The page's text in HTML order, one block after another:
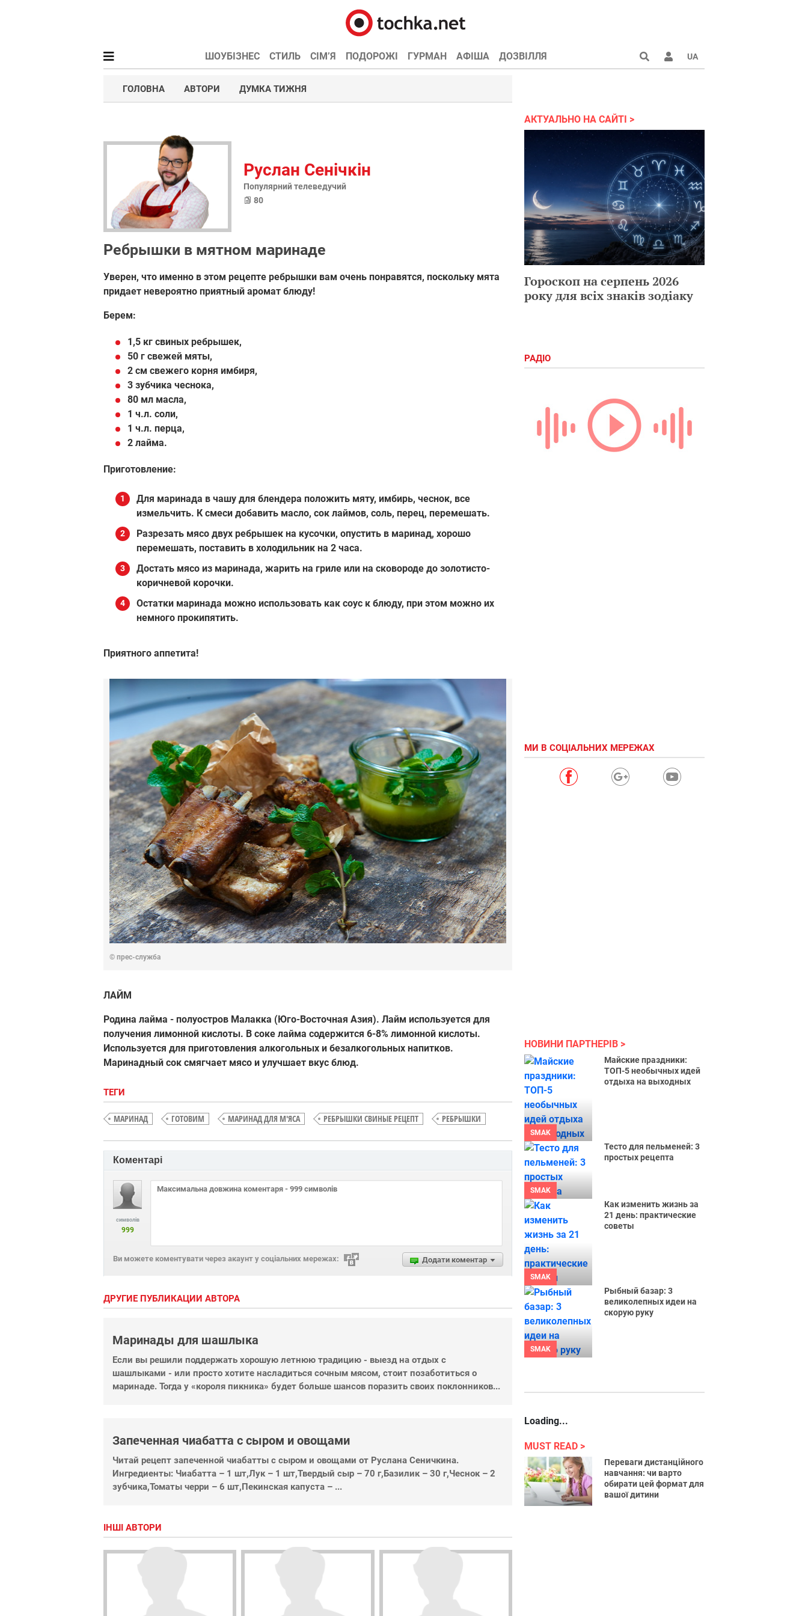
ШОУБІЗНЕС СТИЛЬ СІМ’Я ПОДОРОЖІ ГУРМАН АФІША ДОЗВІЛЛЯ UA
ГОЛОВНА АВТОРИ ДУМКА ТИЖНЯ
Руслан Сенічкін
Популярний телеведучий
80
Ребрышки в мятном маринаде
Уверен, что именно в этом рецепте ребрышки вам очень понравятся, поскольку мята
придает невероятно приятный аромат блюду!
Берем:
1,5 кг свиных ребрышек,
50 г свежей мяты,
2 см свежего корня имбиря,
3 зубчика чеснока,
80 мл масла,
1 ч.л. соли,
1 ч.л. перца,
2 лайма.
Приготовление:
Для маринада в чашу для блендера положить мяту, имбирь, чеснок, все
измельчить. К смеси добавить масло, сок лаймов, соль, перец, перемешать.
Разрезать мясо двух ребрышек на кусочки, опустить в маринад, хорошо
перемешать, поставить в холодильник на 2 часа.
Достать мясо из маринада, жарить на гриле или на сковороде до золотисто-
коричневой корочки.
Остатки маринада можно использовать как соус к блюду, при этом можно их
немного прокипятить.
Приятного аппетита!
© прес-служба
ЛАЙМ
Родина лайма - полуостров Малакка (Юго-Восточная Азия). Лайм используется для
получения лимонной кислоты. В соке лайма содержится 6-8% лимонной кислоты.
Используется для приготовления алкогольных и безалкогольных напитков.
Маринадный сок смягчает мясо и улучшает вкус блюд.
ТЕГИ
МАРИНАД ГОТОВИМ МАРИНАД ДЛЯ М'ЯСА РЕБРЫШКИ СВИНЫЕ РЕЦЕПТ РЕБРЫШКИ
Коментарі
символів
999
Додати коментар
Ви можете коментувати через акаунт у соціальних мережах:
ДРУГИЕ ПУБЛИКАЦИИ АВТОРА
Маринады для шашлыка
Если вы решили поддержать хорошую летнюю традицию - выезд на отдых с
шашлыками - или просто хотите насладиться сочным мясом, стоит позаботиться о
маринаде. Тогда у «короля пикника» будет больше шансов поразить своих поклонников...
Запеченная чиабатта с сыром и овощами
Читай рецепт запеченной чиабатты с сыром и овощами от Руслана Сеничкина.
Ингредиенты: Чиабатта – 1 шт,Лук – 1 шт,Твердый сыр – 70 г,Базилик – 30 г,Чеснок – 2
зубчика,Томаты черри – 6 шт,Пекинская капуста – ...
ІНШІ АВТОРИ
АКТУАЛЬНО НА САЙТІ
Гороскоп на серпень 2026
року для всіх знаків зодіаку
РАДІО
МИ В СОЦІАЛЬНИХ МЕРЕЖАХ
НОВИНИ ПАРТНЕРІВ
SMAK
Майские праздники:
ТОП-5 необычных идей
отдыха на выходных
SMAK
Тесто для пельменей: 3
простых рецепта
SMAK
Как изменить жизнь за
21 день: практические
советы
SMAK
Рыбный базар: 3
великолепных идеи на
скорую руку
Loading...
MUST READ
Переваги дистанційного
навчання: чи варто
обирати цей формат для
вашої дитини